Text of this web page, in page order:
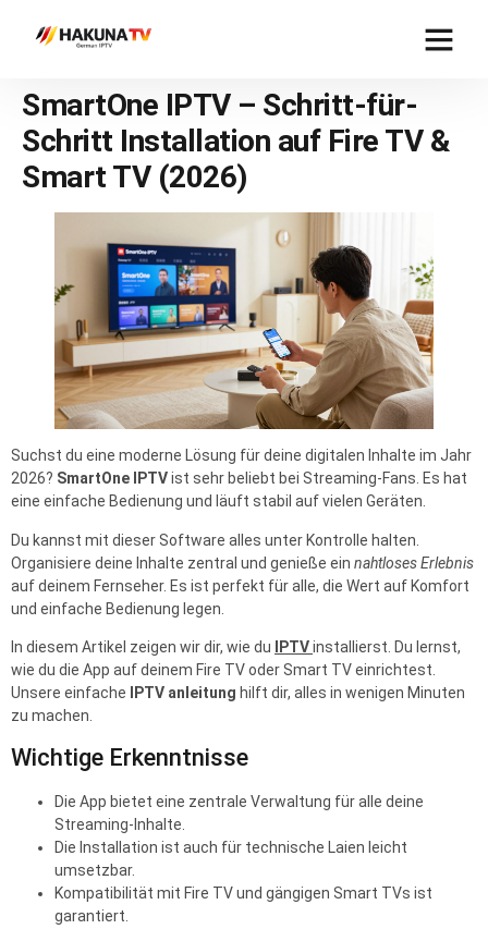
SmartOne IPTV – Schritt-für-
Schritt Installation auf Fire TV &
Smart TV (2026)
Suchst du eine moderne Lösung für deine digitalen Inhalte im Jahr
2026? SmartOne IPTVist sehr beliebt bei Streaming-Fans. Es hat
eine einfache Bedienung und läuft stabil auf vielen Geräten.
Du kannst mit dieser Software alles unter Kontrolle halten.
Organisiere deine Inhalte zentral und genieße ein nahtloses Erlebnis
auf deinem Fernseher. Es ist perfekt für alle, die Wert auf Komfort
und einfache Bedienung legen.
In diesem Artikel zeigen wir dir, wie du IPTVinstallierst. Du lernst,
wie du die App auf deinem Fire TV oder Smart TV einrichtest.
Unsere einfache
IPTV anleitung hilft dir, alles in wenigen Minuten
zu machen.
Wichtige Erkenntnisse
Die App bietet eine zentrale Verwaltung für alle deine
Streaming-Inhalte.
Die Installation ist auch für technische Laien leicht
umsetzbar.
Kompatibilität mit Fire TV und gängigen Smart TVs ist
garantiert.